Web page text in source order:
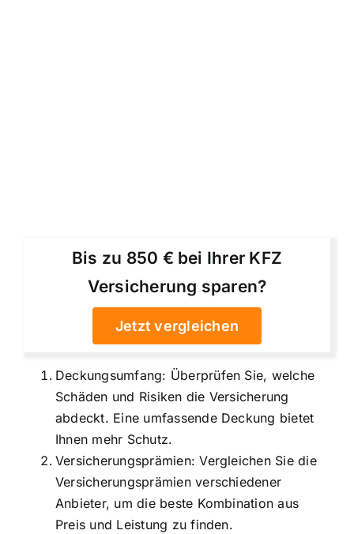
Bis zu 850 € bei Ihrer KFZ
Versicherung sparen?
Jetzt vergleichen
Deckungsumfang: Überprüfen Sie, welche
Schäden und Risiken die Versicherung
abdeckt. Eine umfassende Deckung bietet
Ihnen mehr Schutz.
Versicherungsprämien: Vergleichen Sie die
Versicherungsprämien verschiedener
Anbieter, um die beste Kombination aus
Preis und Leistung zu finden.